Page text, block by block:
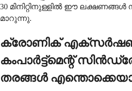
30 മിനിറ്റിനുള്ളില്‍ ഈ
മാറുന്നു.
ക്രോണിക്
കംപാര്‍ട്ട്‌മെന്റ്
തരങ്ങള്‍